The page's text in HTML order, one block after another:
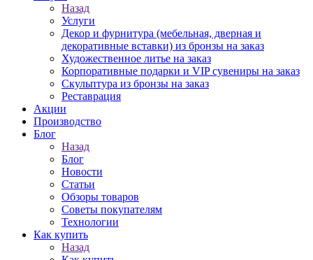
Назад
Услуги
Декор и фурнитура (мебельная, дверная и
декоративные вставки) из бронзы на заказ
Художественное литье на заказ
Корпоративные подарки и VIP сувениры на заказ
Скульптура из бронзы на заказ
Реставрация
Акции
Производство
Блог
Назад
Блог
Новости
Статьи
Обзоры товаров
Советы покупателям
Технологии
Как купить
Назад